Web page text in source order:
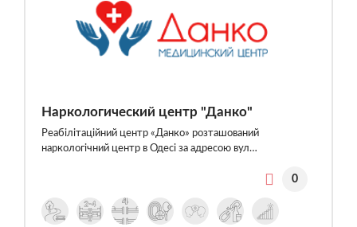
Наркологический центр "Данко"
Реабілітаційний центр «Данко» розташований
наркологічний центр в Одесі за адресою вул…
0